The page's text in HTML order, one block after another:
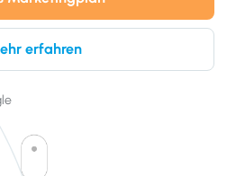
erfahren